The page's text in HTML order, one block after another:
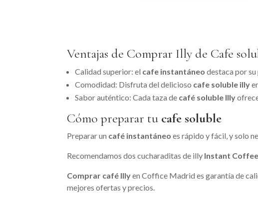
Ventajas de Comprar Illy de Cafe
Calidad superior: el cafe instantáneo destaca por
Comodidad: Disfruta del delicioso cafe soluble illy
Sabor auténtico: Cada taza de café soluble Illy
Cómo preparar tu cafe soluble
Preparar un café instantáneo es rápido y fácil, y solo
Recomendamos dos cucharaditas de illy Instant Coffee
Comprar café Illyen Coffice Madrid es garantía de
mejores ofertas y precios.